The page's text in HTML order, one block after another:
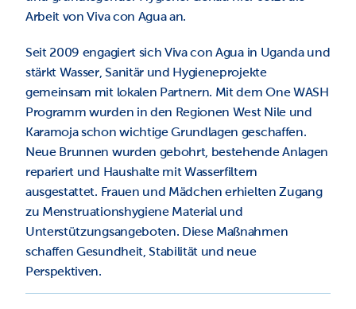
Arbeit von Viva con Agua an.
Seit 2009 engagiert sich Viva con Agua in Uganda und
stärkt Wasser, Sanitär und Hygieneprojekte
gemeinsam mit lokalen Partnern. Mit dem One WASH
Programm wurden in den Regionen West Nile und
Karamoja schon wichtige Grundlagen geschaffen.
Neue Brunnen wurden gebohrt, bestehende Anlagen
repariert und Haushalte mit Wasserfiltern
ausgestattet. Frauen und Mädchen erhielten Zugang
zu Menstruationshygiene Material und
Unterstützungsangeboten. Diese Maßnahmen
schaffen Gesundheit, Stabilität und neue
Perspektiven.